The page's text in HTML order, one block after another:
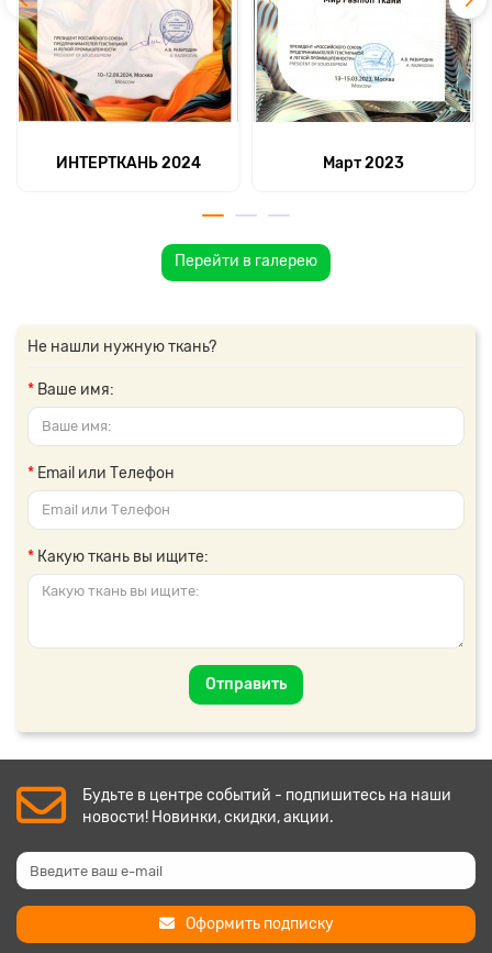
ИНТЕРТКАНЬ 2024 Март 2023
Перейти в галерею
Не нашли нужную ткань?
Ваше имя:
Email или Телефон
Какую ткань вы ищите:
Отправить
Будьте в центре событий - подпишитесь на наши
новости! Новинки, скидки, акции.
Оформить подписку